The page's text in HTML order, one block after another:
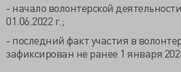
- начало волонтерской
01.06.2022 г.;
- последний факт участия в
зафиксирован не ранее 1 января